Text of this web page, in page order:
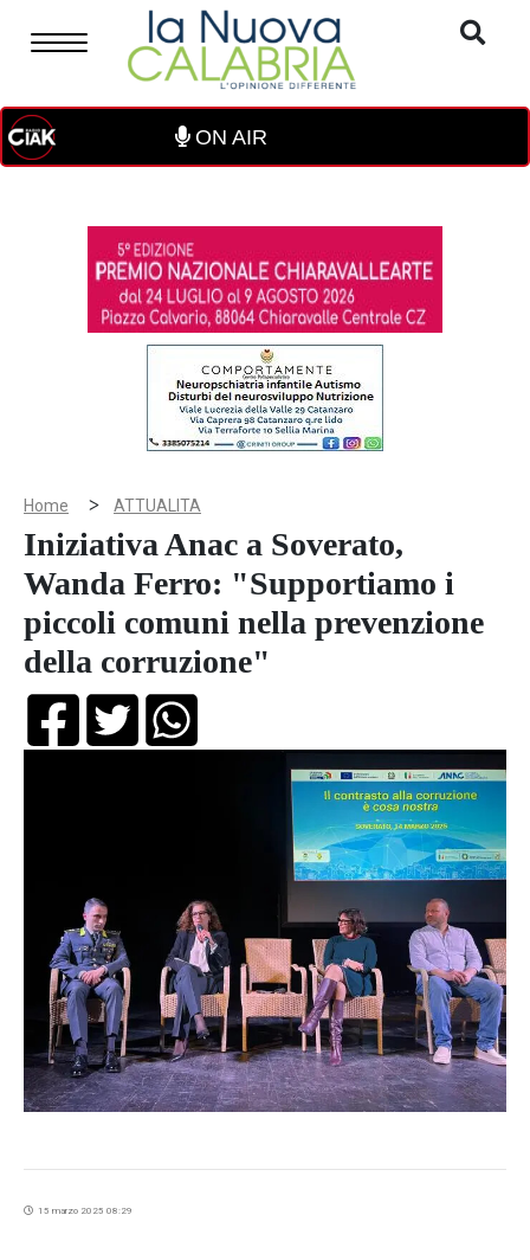
ON AIR
Home > ATTUALITA
Iniziativa Anac a Soverato,
Wanda Ferro: "Supportiamo i
piccoli comuni nella prevenzione
della corruzione"
15 marzo 2025 08:29